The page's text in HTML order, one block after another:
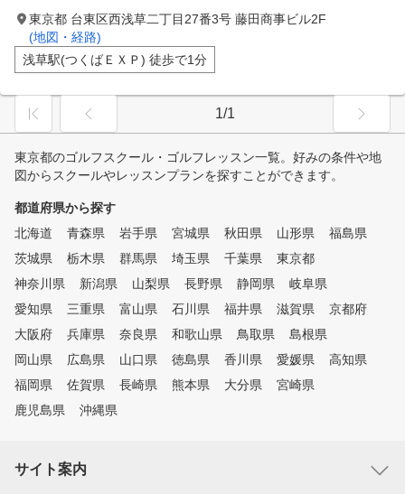
東京都 台東区西浅草二丁目27番3号 藤田商事ビル2F
(地図・経路)
浅草駅(つくばＥＸＰ) 徒歩で1分
1/1
東京都のゴルフスクール・ゴルフレッスン一覧。好みの条件や地
図からスクールやレッスンプランを探すことができます。
都道府県から探す
北海道
青森県 岩手県 宮城県 秋田県 山形県
福島県
茨城県
栃木県 群馬県 埼玉県 千葉県
東京都
神奈川県
新潟県 山梨県 長野県 静岡県
岐阜県
愛知県
三重県 富山県 石川県 福井県 滋賀県
京都府
大阪府
兵庫県 奈良県 和歌山県 鳥取県
島根県
岡山県
広島県 山口県 徳島県 香川県 愛媛県
高知県
福岡県
佐賀県 長崎県 熊本県 大分県
宮崎県
鹿児島県
沖縄県
サイト案内